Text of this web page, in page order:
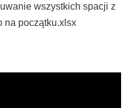
wszystkich spacji z
na początku.xlsx